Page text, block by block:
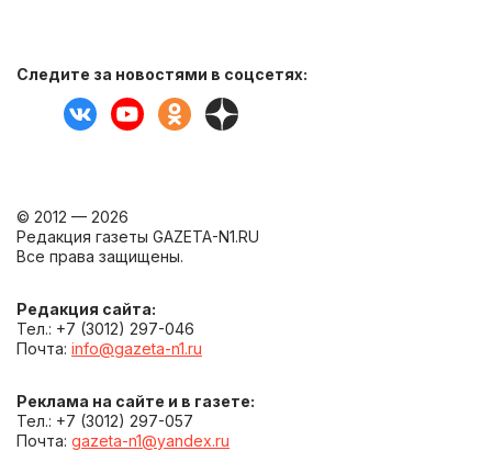
Следите за новостями в соцсетях:
© 2012 — 2026
Редакция газеты GAZETA-N1.RU
Все права защищены.
Редакция сайта:
Тел.: +7 (3012) 297-046
Почта: info@gazeta-n1.ru
Реклама на сайте и в газете:
Тел.: +7 (3012) 297-057
Почта: gazeta-n1@yandex.ru